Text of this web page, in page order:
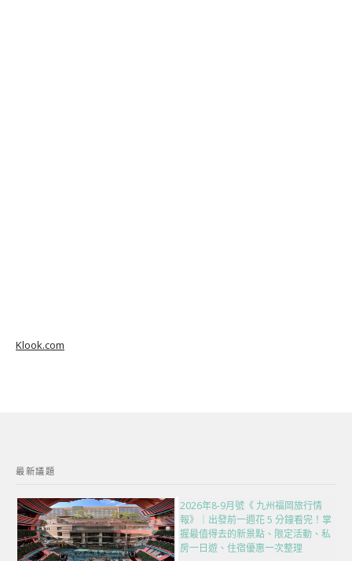
Klook.com
最新議題
2026年8-9月號《 九州福岡旅行情
報》｜出發前一週花 5 分鐘看完！掌
握最值得去的新景點、限定活動、私
房一日遊、住宿優惠一次整理